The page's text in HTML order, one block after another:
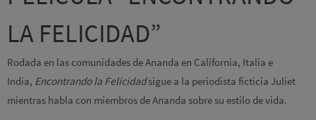
LA FELICIDAD”
Rodada en las comunidades de Ananda en California, Italia e
India, Encontrando la Felicidadsigue a la periodista ficticia Juliet
mientras habla con miembros de Ananda sobre su estilo de vida.